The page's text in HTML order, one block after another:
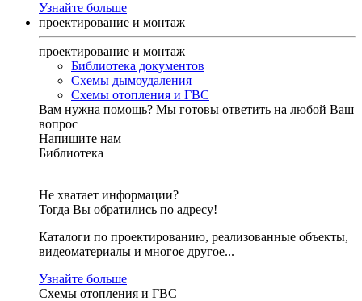
Узнайте больше
проектирование и монтаж
проектирование и монтаж
Библиотека документов
Схемы дымоудаления
Схемы отопления и ГВС
Вам нужна помощь? Мы готовы ответить на любой Ваш
вопрос
Напишите нам
Библиотека
Не хватает информации?
Тогда Вы обратились по адресу!
Каталоги по проектированию, реализованные объекты,
видеоматериалы и многое другое...
Узнайте больше
Схемы отопления и ГВС